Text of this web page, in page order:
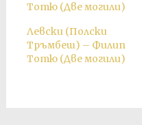
Тотю (Две могили)
Левски (Полски
Тръмбеш) – Филип
Тотю (Две могили)